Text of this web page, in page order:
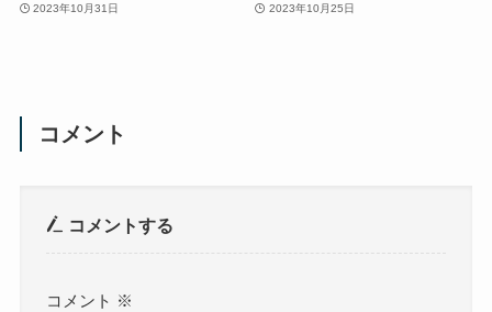
2023年10月31日 2023年10月25日
コメント
コメントする
コメント ※